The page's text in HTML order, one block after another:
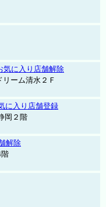
気に入り店舗解除
ーム清水２Ｆ
に入り店舗登録
岡２階
解除